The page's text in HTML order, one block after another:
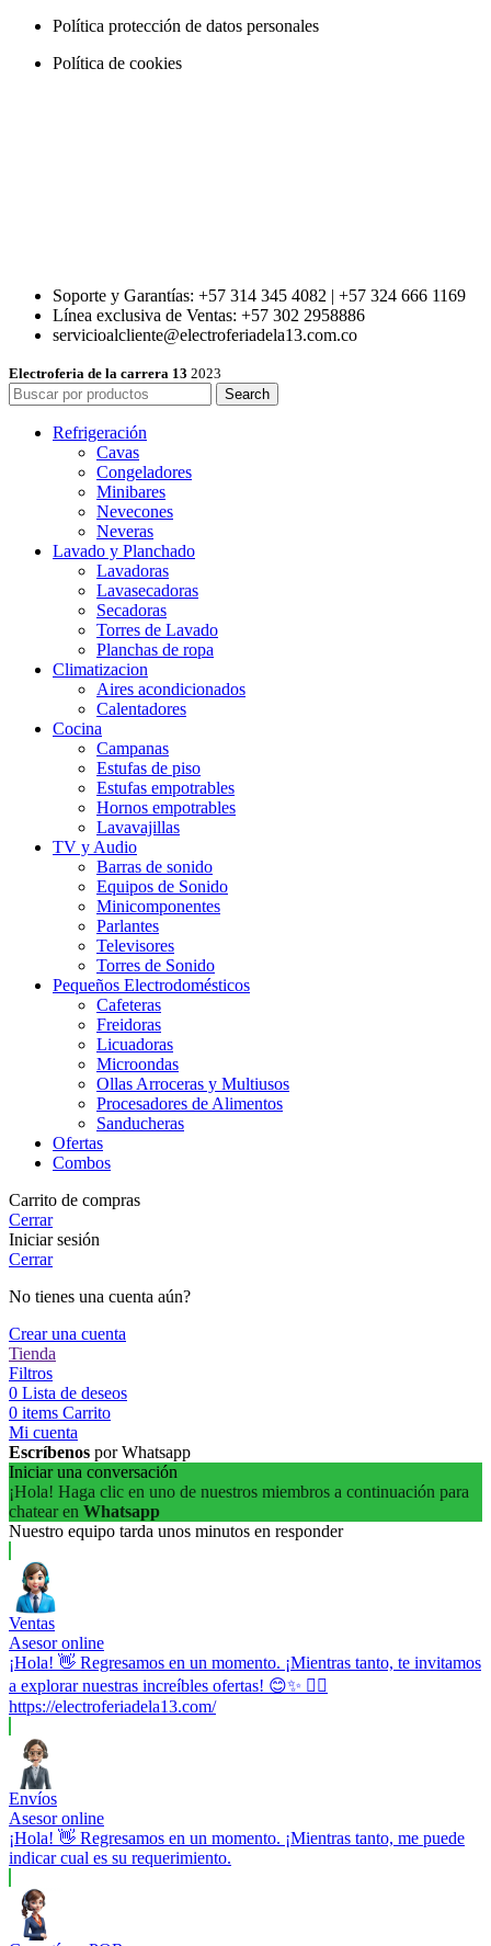
Política protección de datos personales
Política de cookies
Soporte y Garantías: +57 314 345 4082 | +57 324 666 1169
Línea exclusiva de Ventas: +57 302 2958886
servicioalcliente@electroferiadela13.com.co
Electroferia de la carrera 13 2023
Search
Refrigeración
Cavas
Congeladores
Minibares
Nevecones
Neveras
Lavado y Planchado
Lavadoras
Lavasecadoras
Secadoras
Torres de Lavado
Planchas de ropa
Climatizacion
Aires acondicionados
Calentadores
Cocina
Campanas
Estufas de piso
Estufas empotrables
Hornos empotrables
Lavavajillas
TV y Audio
Barras de sonido
Equipos de Sonido
Minicomponentes
Parlantes
Televisores
Torres de Sonido
Pequeños Electrodomésticos
Cafeteras
Freidoras
Licuadoras
Microondas
Ollas Arroceras y Multiusos
Procesadores de Alimentos
Sanducheras
Ofertas
Combos
Carrito de compras
Cerrar
Iniciar sesión
Cerrar
No tienes una cuenta aún?
Crear una cuenta
Tienda
Filtros
0 Lista de deseos
0 items Carrito
Mi cuenta
Escríbenos por Whatsapp
Iniciar una conversación
¡Hola! Haga clic en uno de nuestros miembros a continuación para
chatear en Whatsapp
Nuestro equipo tarda unos minutos en responder
Ventas
Asesor online
¡Hola! 👋 Regresamos en un momento. ¡Mientras tanto, te invitamos
a explorar nuestras increíbles ofertas! 😊✨ 👉🏼
https://electroferiadela13.com/
Envíos
Asesor online
¡Hola! 👋 Regresamos en un momento. ¡Mientras tanto, me puede
indicar cual es su requerimiento.